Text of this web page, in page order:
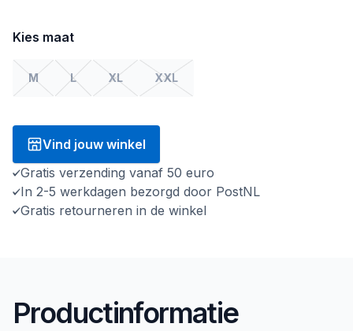
Kies maat
M L XL XXL
Vind jouw winkel
Gratis verzending vanaf 50 euro
In 2-5 werkdagen bezorgd door PostNL
Gratis retourneren in de winkel
Productinformatie